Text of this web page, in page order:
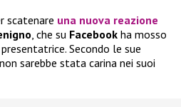
scatenare una nuova reazione
, che su Facebook ha mosso
Secondo le sue
non sarebbe stata carina nei suoi